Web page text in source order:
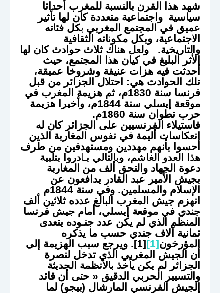
شهد هذا القرن بالنسبة للمغرب أحداثا
سياسية واجتماعية متعددة كان لها تأثير
عميق في المجتمع المغربي بكل فئاته
الاجتماعية، وبكل مكوناته الثقافية
والتاريخية. ولعل هناك ثلاث حوادث كان لها
الأثر البليغ في كيان هذا المجتمع، حيث
أحدثت فيه هزات عنيفة وشروخا عميقة،
تلك الحوادث هي: احتلال الجزائر من قبل
فرنسا سنة 1830م، ثم هزيمة المغرب في
موقعة إيسلي سنة 1844م، وأخيرا هزيمة
حرب تطوان سنة 1860م.
فاستيلاء الفرنسيين على الجزائر كان له
انعكاسات أليمة في نفوس المغاربة الذين
أحسوا بأنهم مهددين ومستهدفين من طرف
هذا العدو الغاشم، وبالتالي بـادروا بتلبية
دعوة الجهاد والتحق ألف من المغاربة
بجيش الأمير عبد القادر يدافعون عن
الإسلام والمسلمين. وفي سنة 1844م
انهزم جيش المغرب البالغ عدده ثلاثين ألف
جندي في موقعة إيسلي، أمام جيش فرنسا
المنظم الذي لم يكن عدد جنـوده يتعدى
ثمانية آلاف جندي حسب ما يذكره
المؤرخون[1]
[1]. ويرجع سبب الهزيمة إلى
أن الجيش المغربي الذي تدخل لنصرة
الجزائر لم يكن يأخذ بالأنظمة الحديثة
والتسيير الحربي الدقيق « حتى أن قائد
الجيش الفرنسي المارشال (بيجو) لما